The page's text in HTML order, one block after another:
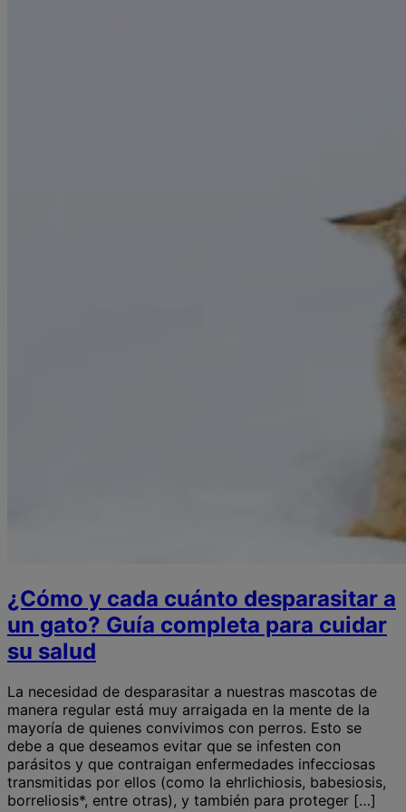
¿Cómo y cada cuánto desparasitar a
un gato? Guía completa para cuidar
su salud
La necesidad de desparasitar a nuestras mascotas de
manera regular está muy arraigada en la mente de la
mayoría de quienes convivimos con perros. Esto se
debe a que deseamos evitar que se infesten con
parásitos y que contraigan enfermedades infecciosas
transmitidas por ellos (como la ehrlichiosis, babesiosis,
borreliosis*, entre otras), y también para proteger […]